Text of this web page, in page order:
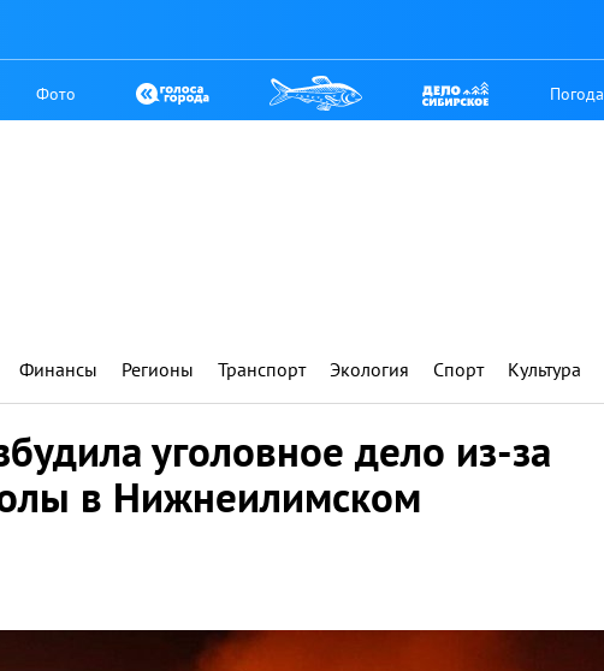
Фото Погода
Финансы Регионы Транспорт Экология Спорт Культура
уголовное дело из-за
в Нижнеилимском